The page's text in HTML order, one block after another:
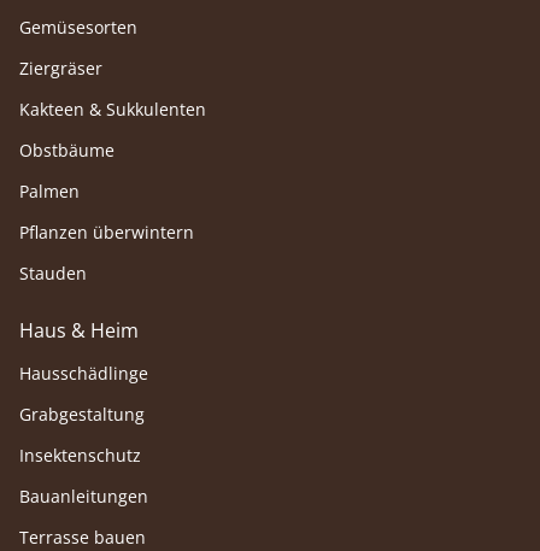
Gemüsesorten
Ziergräser
Kakteen & Sukkulenten
Obstbäume
Palmen
Pflanzen überwintern
Stauden
Haus & Heim
Hausschädlinge
Grabgestaltung
Insektenschutz
Bauanleitungen
Terrasse bauen